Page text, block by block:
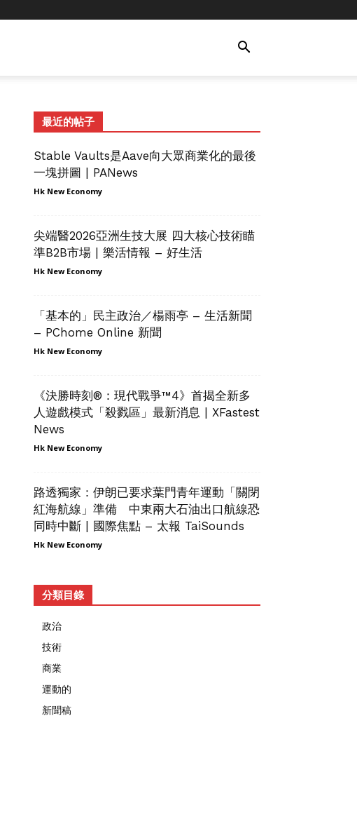
最近的帖子
Stable Vaults是Aave向大眾商業化的最後
一塊拼圖 | PANews
Hk New Economy
尖端醫2026亞洲生技大展 四大核心技術瞄
準B2B市場 | 樂活情報 – 好生活
Hk New Economy
「基本的」民主政治／楊雨亭 – 生活新聞
– PChome Online 新聞
Hk New Economy
《決勝時刻®：現代戰爭™4》首揭全新多
人遊戲模式「殺戮區」最新消息 | XFastest
News
Hk New Economy
路透獨家：伊朗已要求葉門青年運動「關閉
紅海航線」準備 中東兩大石油出口航線恐
同時中斷 | 國際焦點 – 太報 TaiSounds
Hk New Economy
分類目錄
政治
技術
商業
運動的
新聞稿